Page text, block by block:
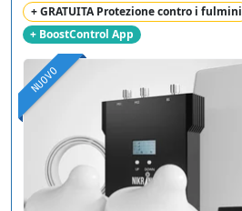
NUOVO
+ GRATUITA Protezione contro i fulmini
+ BoostControl App